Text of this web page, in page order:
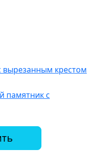
памятник с